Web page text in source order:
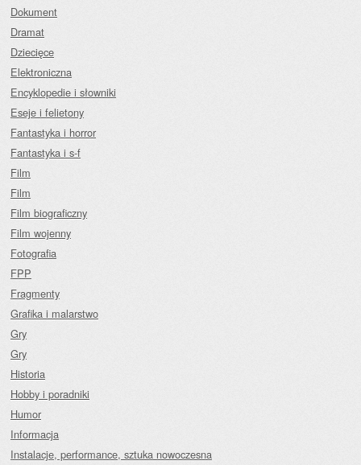
Dokument
Dramat
Dziecięce
Elektroniczna
Encyklopedie i słowniki
Eseje i felietony
Fantastyka i horror
Fantastyka i s-f
Film
Film
Film biograficzny
Film wojenny
Fotografia
FPP
Fragmenty
Grafika i malarstwo
Gry
Gry
Historia
Hobby i poradniki
Humor
Informacja
Instalacje, performance, sztuka nowoczesna